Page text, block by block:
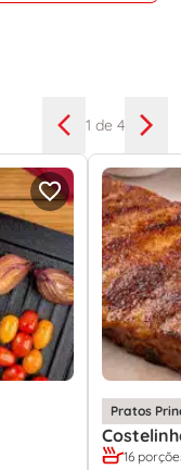
1 de 4
Pratos
16